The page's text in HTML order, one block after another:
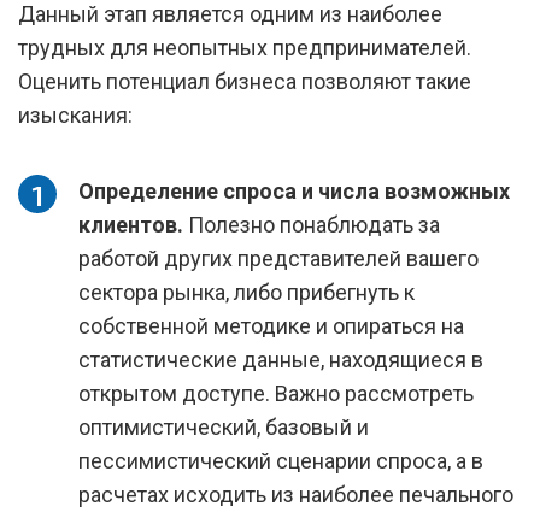
Данный этап является одним из наиболее
трудных для неопытных предпринимателей.
Оценить потенциал бизнеса позволяют такие
изыскания:
Определение спроса и числа возможных
клиентов. Полезно понаблюдать за
работой других представителей вашего
сектора рынка, либо прибегнуть к
собственной методике и опираться на
статистические данные, находящиеся в
открытом доступе. Важно рассмотреть
оптимистический, базовый и
пессимистический сценарии спроса, а в
расчетах исходить из наиболее печального